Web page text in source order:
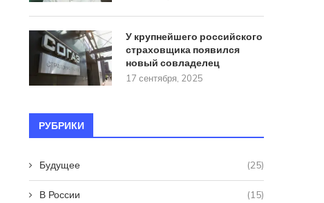
У крупнейшего российского
страховщика появился
новый совладелец
17 сентября, 2025
РУБРИКИ
Будущее (25)
В России (15)